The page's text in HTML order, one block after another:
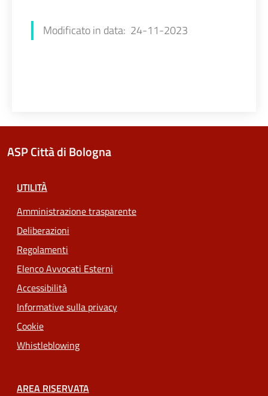
Modificato in data: 24-11-2023
ASP Città di Bologna
UTILITÀ
Amministrazione trasparente
Deliberazioni
Regolamenti
Elenco Avvocati Esterni
Accessibilità
Informative sulla privacy
Cookie
Whistleblowing
AREA RISERVATA